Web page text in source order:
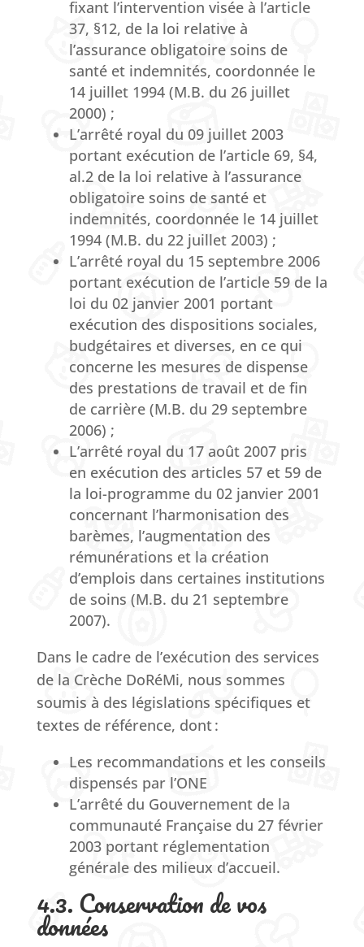
fixant l’intervention visée à l’article
37, §12, de la loi relative à
l’assurance obligatoire soins de
santé et indemnités, coordonnée le
14 juillet 1994 (M.B. du 26 juillet
2000) ;
L’arrêté royal du 09 juillet 2003
portant exécution de l’article 69, §4,
al.2 de la loi relative à l’assurance
obligatoire soins de santé et
indemnités, coordonnée le 14 juillet
1994 (M.B. du 22 juillet 2003) ;
L’arrêté royal du 15 septembre 2006
portant exécution de l’article 59 de la
loi du 02 janvier 2001 portant
exécution des dispositions sociales,
budgétaires et diverses, en ce qui
concerne les mesures de dispense
des prestations de travail et de fin
de carrière (M.B. du 29 septembre
2006) ;
L’arrêté royal du 17 août 2007 pris
en exécution des articles 57 et 59 de
la loi-programme du 02 janvier 2001
concernant l’harmonisation des
barèmes, l’augmentation des
rémunérations et la création
d’emplois dans certaines institutions
de soins (M.B. du 21 septembre
2007).
Dans le cadre de l’exécution des services
de la Crèche DoRéMi, nous sommes
soumis à des législations spécifiques et
textes de référence, dont :
Les recommandations et les conseils
dispensés par l’ONE
L’arrêté du Gouvernement de la
communauté Française du 27 février
2003 portant réglementation
générale des milieux d’accueil.
4.3. Conservation de vos
données